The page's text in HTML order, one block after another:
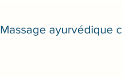
Massage ayurvédique